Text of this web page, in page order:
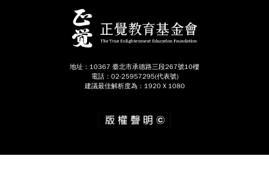
地址：10367 臺北市承德路三段267號10樓
電話：02-25957295(代表號)
建議最佳解析度為：1920 X 1080